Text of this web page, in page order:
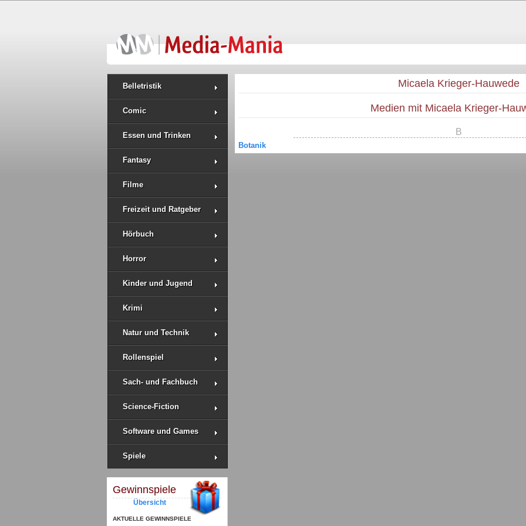
Belletristik
Comic
Essen und Trinken
Fantasy
Filme
Freizeit und Ratgeber
Hörbuch
Horror
Kinder und Jugend
Krimi
Natur und Technik
Rollenspiel
Sach- und Fachbuch
Science-Fiction
Software und Games
Spiele
Gewinnspiele
Übersicht
AKTUELLE GEWINNSPIELE
Micaela Krieger-Hauwede
Medien mit Micaela Krieger-
B
Botanik